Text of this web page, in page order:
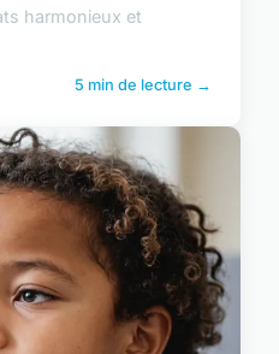
harmonieux et
5 min de lecture →